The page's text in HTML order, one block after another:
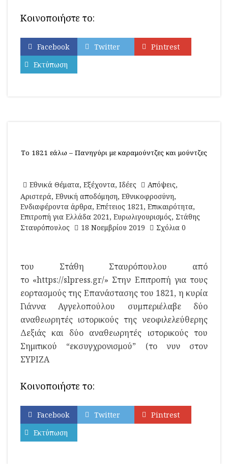
Κοινοποιήστε το:
Facebook Twitter
Pintrest
Εκτύπωση
Το 1821 εάλω – Πανηγύρι με καραμούντζες και μούντζες
Εθνικά Θέματα, Εξέχοντα, Ιδέες Απόψεις,
Αριστερά, Εθνική αποδόμηση, Εθνικοφροσύνη,
Ενδιαφέροντα άρθρα, Επέτειος 1821, Επικαιρότητα,
Επιτροπή για Ελλάδα 2021, Ευρωλιγουρισμός, Στάθης
Σταυρόπουλος
18 Νοεμβρίου 2019 Σχόλια 0
του Στάθη Σταυρόπουλου από
το «https://slpress.gr/» Στην Επιτροπή για τους
εορτασμούς της Επανάστασης του 1821, η κυρία
Γιάννα Αγγελοπούλου συμπεριέλαβε δύο
αναθεωρητές ιστορικούς της νεοφιλελεύθερης
Δεξιάς και δύο αναθεωρητές ιστορικούς του
Σημιτικού “εκσυγχρονισμού” (το νυν στον
ΣΥΡΙΖΑ
Κοινοποιήστε το:
Facebook Twitter
Pintrest
Εκτύπωση